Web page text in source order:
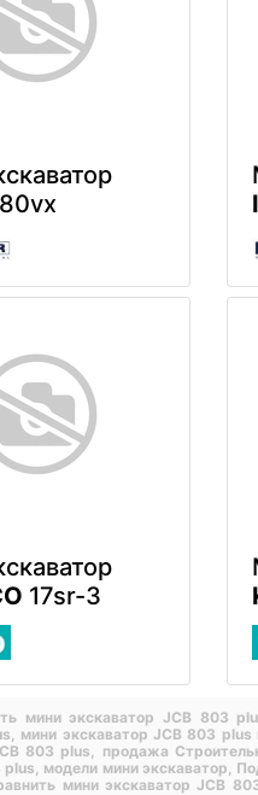
80vx
17sr-3
мини экскаватор JCB 803
мини экскаватор JCB 803 plus
803 plus, продажа
модели мини экскаватор,
мини экскаватор JCB